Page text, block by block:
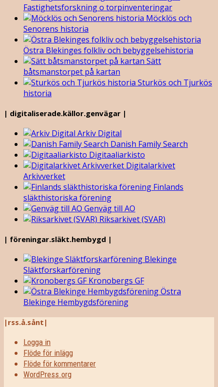
Fastighetsforskning o torpinventeringar
Möcklös och
Senorens historia
Östra Blekinges folkliv och bebyggelsehistoria
Sätt
båtsmanstorpet på kartan
Sturkös och Tjurkös
historia
| digitaliserade.källor.genvägar |
Arkiv Digital
Danish Family Search
Digitaaliarkisto
Digitalarkivet
Arkivverket
Finlands
släkthistoriska förening
Genväg till AO
Riksarkivet (SVAR)
| föreningar.släkt.hembygd |
Blekinge
Släktforskarförening
Kronobergs GF
Östra
Blekinge Hembygdsförening
|rss.å.sånt|
Logga in
Flöde för inlägg
Flöde för kommentarer
WordPress.org